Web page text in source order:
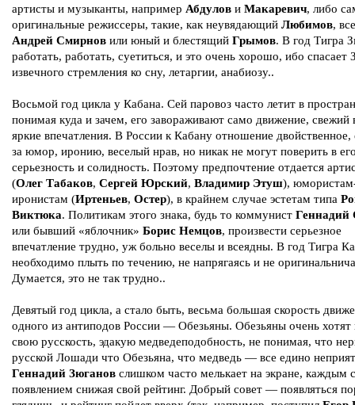
артисты и музыканты, например Абдулов и Макаревич, либо
оригинальные режиссеры, такие, как неувядающий Любимов,
Андрей Смирнов или юный и блестящий Грымов. В год Тигра
работать, работать, суетиться, и это очень хорошо, ибо спасает
извечного стремления ко сну, летаргии, анабиозу..
Восьмой год цикла у Кабана. Сей паровоз часто летит в
понимая куда и зачем, его завораживают само движение, свежий
яркие впечатления. В России к Кабану отношение двойственное,
за юмор, иронию, веселый нрав, но никак не могут поверить в
серьезность и солидность. Поэтому предпочтение отдается
(Олег Табаков, Сергей Юрский, Владимир Этуш),
иронистам (Иртеньев, Остер), в крайнем случае эстетам типа
Виктюка. Политикам этого знака, будь то коммунист Геннадий
или бывший «яблочник» Борис Немцов, произвести серьезное
впечатление трудно, уж больно веселы и всеядны. В год Тигра
необходимо плыть по течению, не напрягаясь и не
Думается, это не так трудно..
Девятый год цикла, а стало быть, весьма большая скорость
одного из антиподов России — Обезьяны. Обезьяны очень хотят
свою русскость, эдакую медведеподобность, не понимая, что
русской Лошади что Обезьяна, что медведь — все едино
Геннадий Зюганов слишком часто мелькает на экране, каждым
появлением снижая свой рейтинг. Добрый совет — появляться